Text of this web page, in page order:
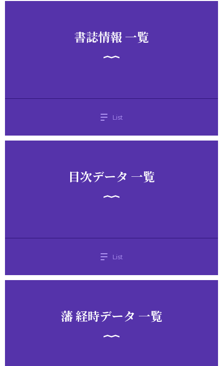
書誌情報 一覧
List
目次データ 一覧
List
藩 経時データ 一覧